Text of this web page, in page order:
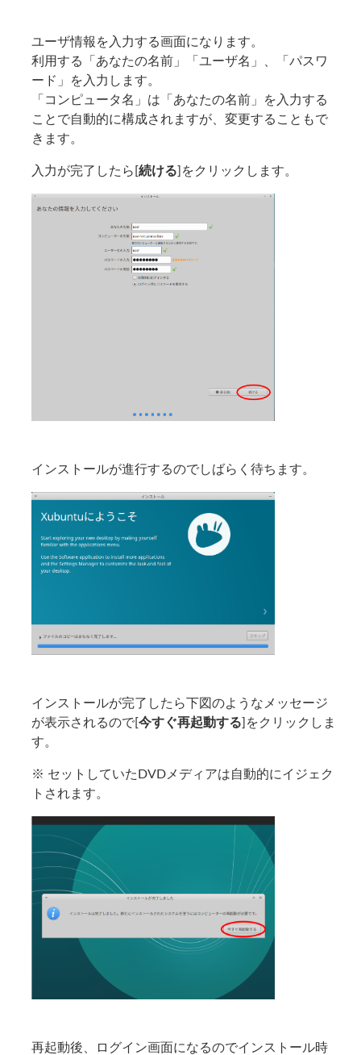
ユーザ情報を入力する画面になります。
利用する「あなたの名前」「ユーザ名」、「パスワ
ード」を入力します。
「コンピュータ名」は「あなたの名前」を入力する
ことで自動的に構成されますが、変更することもで
きます。
入力が完了したら[続ける]をクリックします。
インストールが進行するのでしばらく待ちます。
インストールが完了したら下図のようなメッセージ
が表示されるので[今すぐ再起動する]をクリックしま
す。
※ セットしていたDVDメディアは自動的にイジェク
トされます。
再起動後、ログイン画面になるのでインストール時